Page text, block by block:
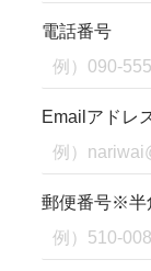
電話番号
Emailアドレ
郵便番号※半